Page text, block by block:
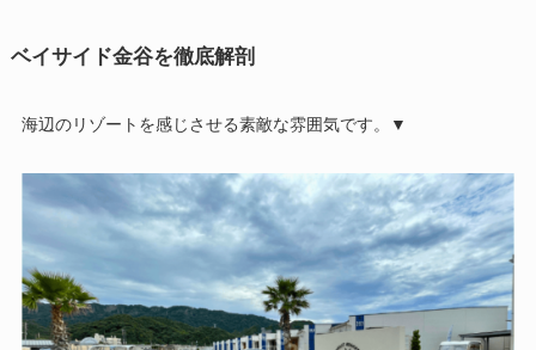
ベイサイド金谷を徹底解剖
海辺のリゾートを感じさせる素敵な雰囲気です。▼